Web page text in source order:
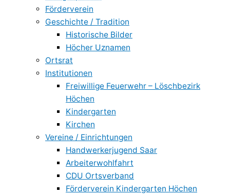
Förderverein
Geschichte / Tradition
Historische Bilder
Höcher Uznamen
Ortsrat
Institutionen
Freiwillige Feuerwehr – Löschbezirk
Höchen
Kindergarten
Kirchen
Vereine / Einrichtungen
Handwerkerjugend Saar
Arbeiterwohlfahrt
CDU Ortsverband
Förderverein Kindergarten Höchen